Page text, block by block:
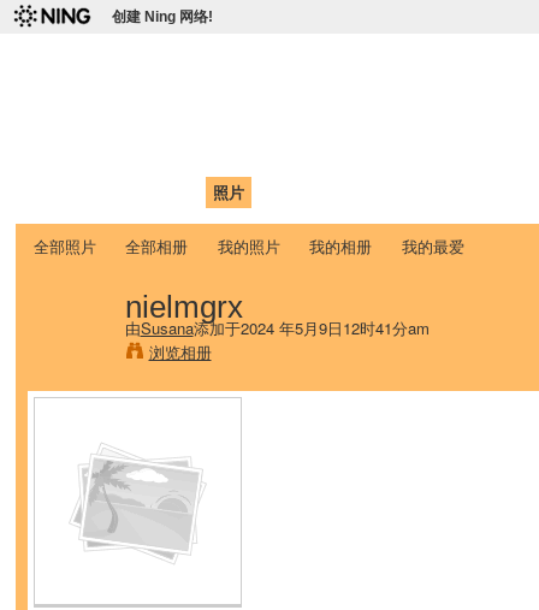
创建 Ning 网络!
照片
全部照片 全部相册 我的照片 我的相册 我的最爱
nielmgrx
由Susana添加于2024 年5月9日12时41分am
浏览相册